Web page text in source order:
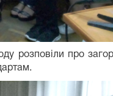
розповіли про